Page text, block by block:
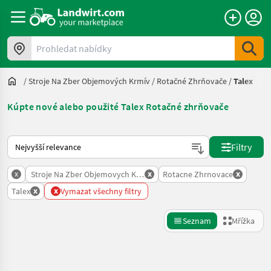
Prohledat nabídky
/Stroje Na Zber Objemových Krmív / Rotačné Zhrňovače /Talex
Kúpte nové alebo použité Talex Rotačné zhrňovače
Takto se řadí nabídky na Landwirt.com
Filtry
x Stroje Na Zber Objemovych Krmiv
x Rotacne Zhrnovace x
Talex x x Vymazat všechny filtry
Seznam Mřížka